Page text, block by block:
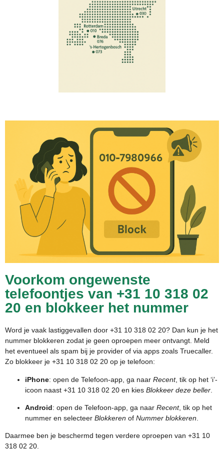
Voorkom ongewenste
telefoontjes van +31 10 318 02
20 en blokkeer het nummer
Word je vaak lastiggevallen door +31 10 318 02 20? Dan kun je het
nummer blokkeren zodat je geen oproepen meer ontvangt. Meld
het eventueel als spam bij je provider of via apps zoals Truecaller.
Zo blokkeer je +31 10 318 02 20 op je telefoon:
iPhone: open de Telefoon-app, ga naar Recent, tik op het ‘i’-
icoon naast +31 10 318 02 20 en kies Blokkeer deze beller
Android: open de Telefoon-app, ga naar Recent, tik op het
nummer en selecteer Blokkeren of Nummer blokkeren
Daarmee ben je beschermd tegen verdere oproepen van +31 10
318 02 20.